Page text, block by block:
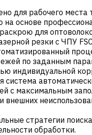
для рабочего места
на основе
для
резки с ЧПУ
по заданным
индивидуальной
система
с максимальным
внешних
стратегии
обработки.